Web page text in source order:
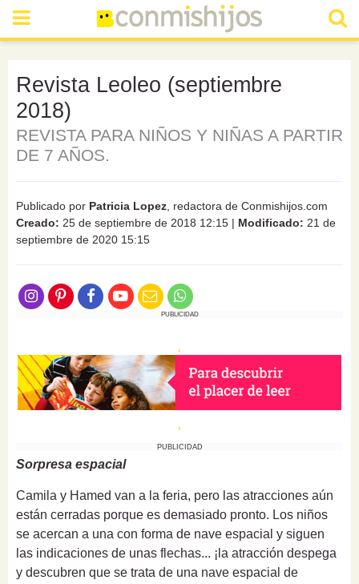
Revista Leoleo (septiembre
2018)
REVISTA PARA NIÑOS Y NIÑAS A PARTIR
DE 7 AÑOS.
Publicado por Patricia Lopez , redactora de Conmishijos.com
Creado: 25 de septiembre de 2018 12:15 | Modificado: 21 de
septiembre de 2020 15:15
PUBLICIDAD
PUBLICIDAD
Sorpresa espacial
Camila y Hamed van a la feria, pero las atracciones aún
están cerradas porque es demasiado pronto. Los niños
se acercan a una con forma de nave espacial y siguen
las indicaciones de unas flechas... ¡la atracción despega
y descubren que se trata de una nave espacial de